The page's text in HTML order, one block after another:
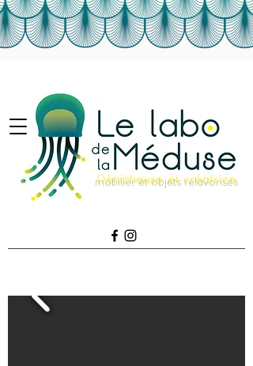
mobilier et objets relavorisés